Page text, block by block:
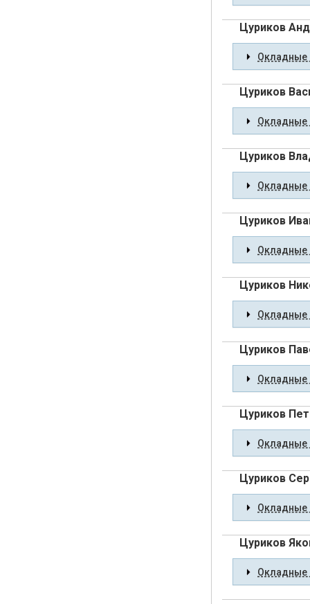
Цуриков
Окладные
Цуриков
Окладные
Цуриков
Окладные
Цуриков
Окладные
Цуриков
Окладные
Цуриков
Окладные
Цуриков
Окладные
Цуриков
Окладные
Цуриков
Окладные